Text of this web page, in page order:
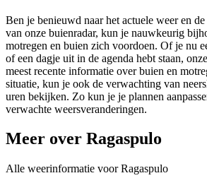
Ben je benieuwd naar het actuele weer en
van onze buienradar, kun je nauwkeurig
motregen en buien zich voordoen. Of je nu
of een dagje uit in de agenda hebt staan,
meest recente informatie over buien en
situatie, kun je ook de verwachting van
uren bekijken. Zo kun je je plannen
verwachte weersveranderingen.
Meer over Ragaspulo
Alle weerinformatie voor Ragaspulo